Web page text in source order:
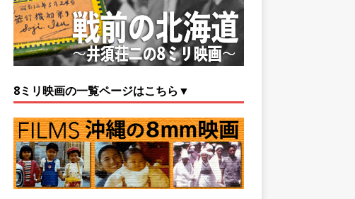
8ミリ映画の一覧ページはこちら▼